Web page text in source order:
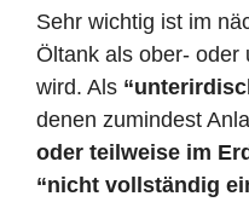
Sehr wichtig ist im
Öltank als ober- oder
wird. Als
denen zumindest
oder teilweise im
“nicht vollständig